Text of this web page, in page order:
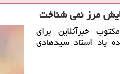
مرز نمی شناخت
خبرآنلاین برای
یاد استاد سیدهادی